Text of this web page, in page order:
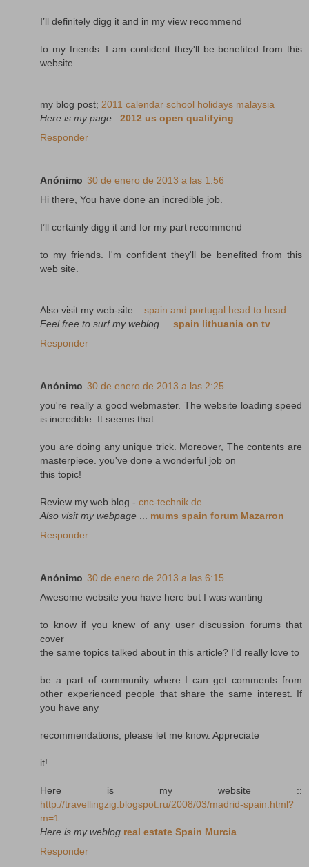
I’ll definitely digg it and in my view recommend
to my friends. I am confident they'll be benefited from this
website.
my blog post; 2011 calendar school holidays malaysia
Here is my page : 2012 us open qualifying
Responder
Anónimo 30 de enero de 2013 a las 1:56
Hi there, You have done an incredible job.
I’ll certainly digg it and for my part recommend
to my friends. I'm confident they'll be benefited from this
web site.
Also visit my web-site :: spain and portugal head to head
Feel free to surf my weblog
spain lithuania on tv
Responder
Anónimo 30 de enero de 2013 a las 2:25
you're really a good webmaster. The website loading speed
is incredible. It seems that
you are doing any unique trick. Moreover, The contents are
masterpiece. you've done a wonderful job on
this topic!
Review my web blog - cnc-technik.de
Also visit my webpage
mums spain forum Mazarron
Responder
Anónimo 30 de enero de 2013 a las 6:15
Awesome website you have here but I was wanting
to know if you knew of any user discussion forums that
cover
the same topics talked about in this article? I'd really love to
be a part of community where I can get comments from
other experienced people that share the same interest. If
you have any
recommendations, please let me know. Appreciate
it!
Here is my website ::
http://travellingzig.blogspot.ru/2008/03/madrid-spain.html?
m=1
Here is my weblog real estate Spain Murcia
Responder